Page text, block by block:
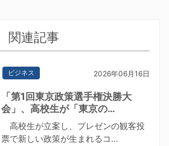
関連記事
ビジネス 2026年06月16日
「第1回東京政策選手権決勝大
会」、高校生が「東京の…
高校生が立案し、プレゼンの観客投
票で新しい政策が生まれるコ…